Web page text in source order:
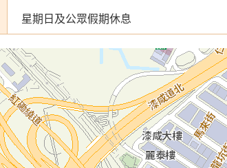
星期日及公眾假期休息